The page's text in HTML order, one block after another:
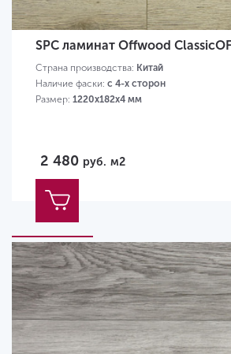
SPC ламинат Offwood
Страна производства: Китай
Наличие фаски: с 4-х сторон
Размер: 1220х182х4 мм
2 480 руб. м2